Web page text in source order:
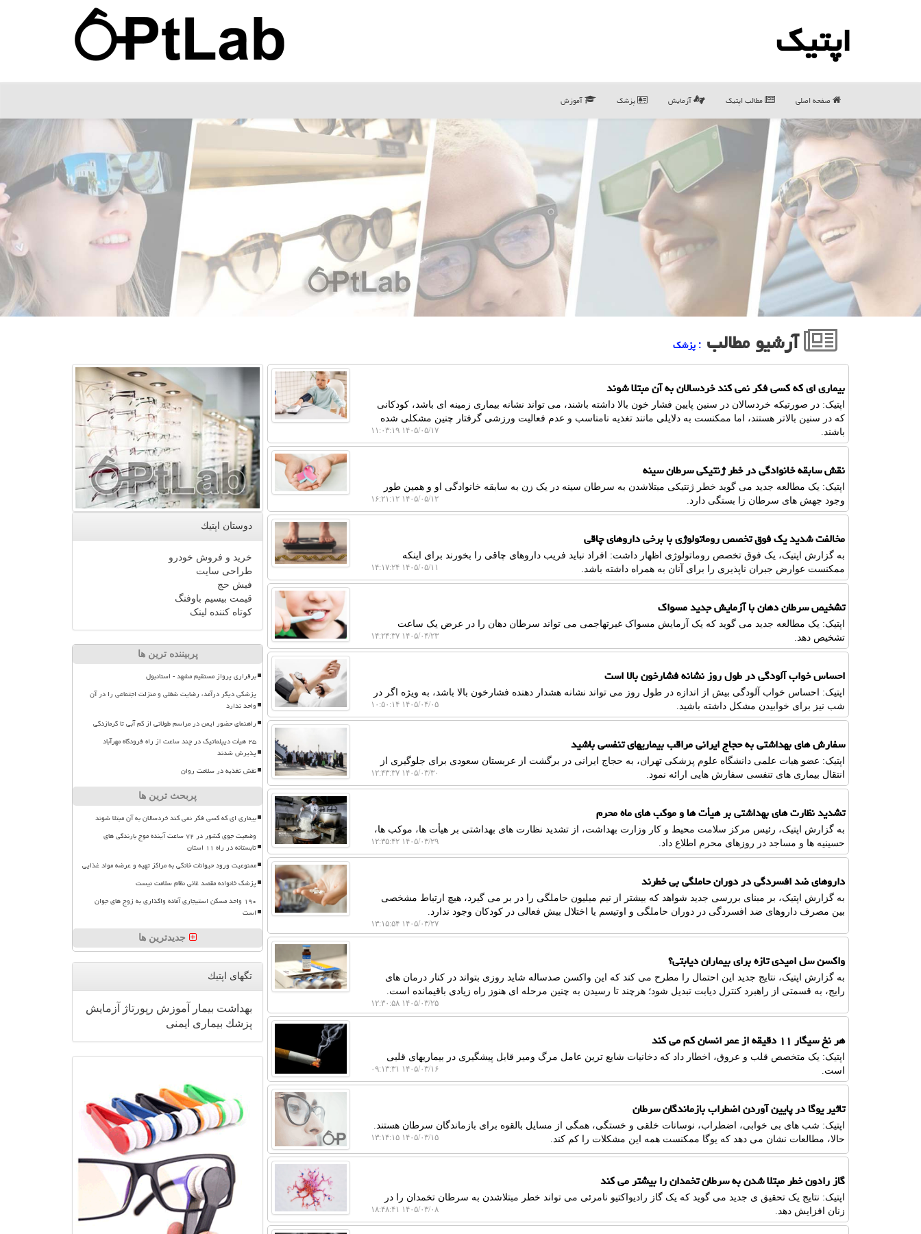
اپتیك
صفحه اصلی مطالب اپتیك آزمایش پزشک آموزش
آرشیو مطالب : پزشك
بیماری ای که کسی فکر نمی کند خردسالان به آن مبتلا شوند
اپتیک: در صورتیکه خردسالان در سنین پایین فشار خون بالا داشته باشند، می تواند نشانه بیماری زمینه ای باشد، کودکانی
که در سنین بالاتر هستند، اما ممکنست به دلایلی مانند تغذیه نامناسب و عدم فعالیت ورزشی گرفتار چنین مشکلی شده
باشند.
۱۴۰۵/۰۵/۱۷ ۱۱:۰۳:۱۹
نقش سابقه خانوادگی در خطر ژنتیکی سرطان سینه
اپتیک: یک مطالعه جدید می گوید خطر ژنتیکی مبتلاشدن به سرطان سینه در یک زن به سابقه خانوادگی او و همین طور
وجود جهش های سرطان زا بستگی دارد.
۱۴۰۵/۰۵/۱۲ ۱۶:۲۱:۱۲
مخالفت شدید یک فوق تخصص روماتولوژی با برخی داروهای چاقی
به گزارش اپتیک، یک فوق تخصص روماتولوژی اظهار داشت: افراد نباید فریب داروهای چاقی را بخورند برای اینکه
ممکنست عوارض جبران ناپذیری را برای آنان به همراه داشته باشد.
۱۴۰۵/۰۵/۱۱ ۱۴:۱۷:۲۴
تشخیص سرطان دهان با آزمایش جدید مسواک
اپتیک: یک مطالعه جدید می گوید که یک آزمایش مسواک غیرتهاجمی می تواند سرطان دهان را در عرض یک ساعت
تشخیص دهد.
۱۴۰۵/۰۴/۲۳ ۱۴:۲۴:۳۷
احساس خواب آلودگی در طول روز نشانه فشارخون بالا است
اپتیک: احساس خواب آلودگی بیش از اندازه در طول روز می تواند نشانه هشدار دهنده فشارخون بالا باشد، به ویژه اگر در
شب نیز برای خوابیدن مشکل داشته باشید.
۱۴۰۵/۰۴/۰۵ ۱۰:۵۰:۱۴
سفارش های بهداشتی به حجاج ایرانی مراقب بیماریهای تنفسی باشید
اپتیک: عضو هیات علمی دانشگاه علوم پزشکی تهران، به حجاج ایرانی در برگشت از عربستان سعودی برای جلوگیری از
انتقال بیماری های تنفسی سفارش هایی ارائه نمود.
۱۴۰۵/۰۳/۳۰ ۱۲:۴۳:۳۷
تشدید نظارت های بهداشتی بر هیأت ها و موکب های ماه محرم
به گزارش اپتیک، رئیس مرکز سلامت محیط و کار وزارت بهداشت، از تشدید نظارت های بهداشتی بر هیأت ها، موکب ها،
حسینیه ها و مساجد در روزهای محرم اطلاع داد.
۱۴۰۵/۰۳/۲۹ ۱۲:۳۵:۴۲
داروهای ضد افسردگی در دوران حاملگی بی خطرند
به گزارش اپتیک، بر مبنای بررسی جدید شواهد که بیشتر از نیم میلیون حاملگی را در بر می گیرد، هیچ ارتباط مشخصی
بین مصرف داروهای ضد افسردگی در دوران حاملگی و اوتیسم یا اختلال بیش فعالی در کودکان وجود ندارد.
۱۴۰۵/۰۳/۲۷ ۱۳:۱۵:۵۴
واکسن سل امیدی تازه برای بیماران دیابتی؟
به گزارش اپتیک، نتایج جدید این احتمال را مطرح می کند که این واکسن صدساله شاید روزی بتواند در کنار درمان های
رایج، به قسمتی از راهبرد کنترل دیابت تبدیل شود؛ هرچند تا رسیدن به چنین مرحله ای هنوز راه زیادی باقیمانده است.
۱۴۰۵/۰۳/۲۵ ۱۲:۳۰:۵۸
هر نخ سیگار ۱۱ دقیقه از عمر انسان کم می کند
اپتیک: یک متخصص قلب و عروق، اخطار داد که دخانیات شایع ترین عامل مرگ ومیر قابل پیشگیری در بیماریهای قلبی
است.
۱۴۰۵/۰۳/۱۶ ۰۹:۱۳:۳۱
تاثیر یوگا در پایین آوردن اضطراب بازماندگان سرطان
اپتیک: شب های بی خوابی، اضطراب، نوسانات خلقی و خستگی، همگی از مسایل بالقوه برای بازماندگان سرطان هستند.
حالا، مطالعات نشان می دهد که یوگا ممکنست همه این مشکلات را کم کند.
۱۴۰۵/۰۳/۱۵ ۱۳:۱۴:۱۵
گاز رادون خطر مبتلا شدن به سرطان تخمدان را بیشتر می کند
اپتیک: نتایج یک تحقیق ی جدید می گوید که یک گاز رادیواکتیو نامرئی می تواند خطر مبتلاشدن به سرطان تخمدان را در
زنان افزایش دهد.
۱۴۰۵/۰۳/۰۸ ۱۸:۴۸:۴۱
دوستان اپتیك
خرید و فروش خودرو
طراحی سایت
فیش حج
قیمت بیسیم باوفنگ
کوتاه کننده لینک
پربیننده ترین ها
برقراری پرواز مستقیم مشهد - استانبول
پزشکی دیگر درآمد، رضایت شغلی و منزلت اجتماعی را در آن
واحد ندارد
راهنمای حضور ایمن در مراسم طولانی از کم آبی تا گرمازدگی
۲۵ هیأت دیپلماتیک در چند ساعت از راه فرودگاه مهرآباد
پذیرش شدند
نقش تغذیه در سلامت روان
پربحث ترین ها
بیماری ای که کسی فکر نمی کند خردسالان به آن مبتلا شوند
وضعیت جوی کشور در ۷۲ ساعت آینده موج بارندگی های
تابستانه در راه ۱۱ استان
ممنوعیت ورود حیوانات خانگی به مراکز تهیه و عرضه مواد غذایی
پزشک خانواده مقصد غائی نظام سلامت نیست
۱۹۰ واحد مسکن استیجاری آماده واگذاری به زوج های جوان
است
جدیدترین ها
تگهای اپتیك
بهداشت بیمار آموزش رپورتاژ
آزمایش
پزشك بیماری ایمنی